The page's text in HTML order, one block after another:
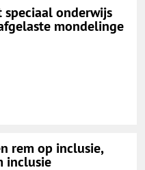
onderwijs
mondelinge
rem op inclusie,
inclusie